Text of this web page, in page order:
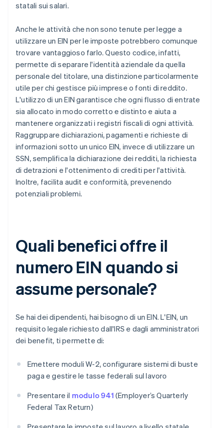
statali sui salari.
Anche le attività che non sono tenute per legge a
utilizzare un EIN per le imposte potrebbero comunque
trovare vantaggioso farlo. Questo codice, infatti,
permette di separare l'identità aziendale da quella
personale del titolare, una distinzione particolarmente
utile per chi gestisce più imprese o fonti di reddito.
L'utilizzo di un EIN garantisce che ogni flusso di entrate
sia allocato in modo corretto e distinto e aiuta a
mantenere organizzati i registri fiscali di ogni attività.
Raggruppare dichiarazioni, pagamenti e richieste di
informazioni sotto un unico EIN, invece di utilizzare un
SSN, semplifica la dichiarazione dei redditi, la richiesta
di detrazioni e l'ottenimento di crediti per l'attività.
Inoltre, facilita audit e conformità, prevenendo
potenziali problemi.
Quali benefici offre il
numero EIN quando si
assume personale?
Se hai dei dipendenti, hai bisogno di un EIN. L'EIN, un
requisito legale richiesto dall'IRS e dagli amministratori
dei benefit, ti permette di:
Emettere moduli W-2, configurare sistemi di buste
paga e gestire le tasse federali sul lavoro
Presentare il modulo 941 (Employer’s Quarterly
Federal Tax Return)